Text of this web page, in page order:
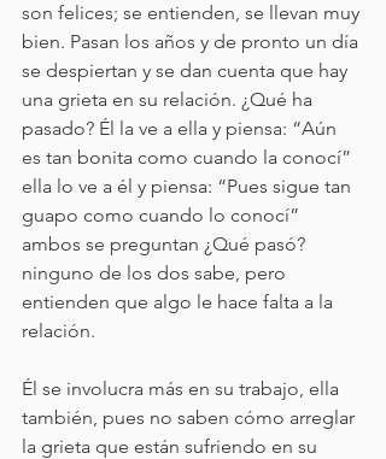
son felices; se entienden, se llevan muy
bien. Pasan los años y de pronto un día
se despiertan y se dan cuenta que hay
una grieta en su relación. ¿Qué ha
pasado? Él la ve a ella y piensa: “Aún
es tan bonita como cuando la conocí”
ella lo ve a él y piensa: “Pues sigue tan
guapo como cuando lo conocí”
ambos se preguntan ¿Qué pasó?
ninguno de los dos sabe, pero
entienden que algo le hace falta a la
relación.
Él se involucra más en su trabajo, ella
también, pues no saben cómo arreglar
la grieta que están sufriendo en su